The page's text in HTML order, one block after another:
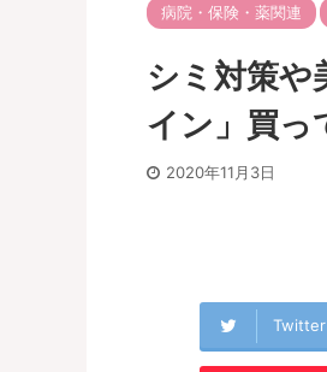
病院・保険・薬関連
シミ対策や
イン」買っ
2020年11月3日
Twitter